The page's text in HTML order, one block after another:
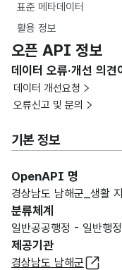
표준 메타데이터
활용 정보
오픈 API 정보
데이터 오류·개선 의
데이터 개선요청
오류신고 및 문의
기본 정보
OpenAPI 명
경상남도 남해군_생활
분류체계
일반공공행정 - 일반행정
제공기관
경상남도 남해군